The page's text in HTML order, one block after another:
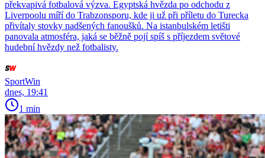
překvapivá fotbalová výzva. Egyptská hvězda po odchodu z
Liverpoolu míří do Trabzonsporu, kde ji už při příletu do Turecka
přivítaly stovky nadšených fanoušků. Na istanbulském letišti
panovala atmosféra, jaká se běžně pojí spíš s příjezdem světové
hudební hvězdy než fotbalisty.
SportWin
dnes, 19:41
1 min